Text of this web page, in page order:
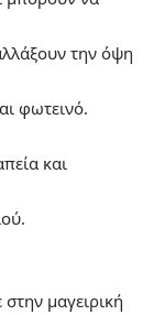
την όψη
φωτεινό.
και
μαγειρική